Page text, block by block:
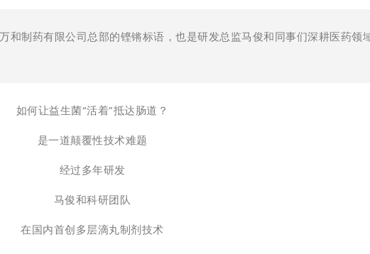
和制药有限公司总部的铿锵标语，也是研发总监马俊和同事们深耕医药领
如何让益生菌“活着”抵达肠道？
是一道颠覆性技术难题
经过多年研发
马俊和科研团队
在国内首创多层滴丸制剂技术